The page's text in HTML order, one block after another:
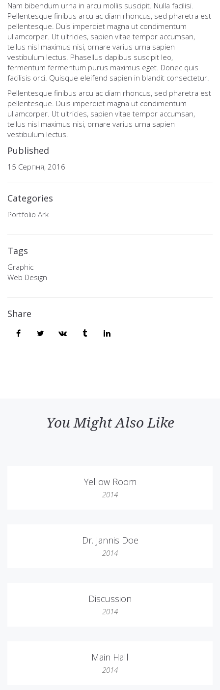
Nam bibendum urna in arcu mollis suscipit. Nulla facilisi.
Pellentesque finibus arcu ac diam rhoncus, sed pharetra est
pellentesque. Duis imperdiet magna ut condimentum
ullamcorper. Ut ultricies, sapien vitae tempor accumsan,
tellus nisl maximus nisi, ornare varius urna sapien
vestibulum lectus. Phasellus dapibus suscipit leo,
fermentum fermentum purus maximus eget. Donec quis
facilisis orci. Quisque eleifend sapien in blandit consectetur.
Pellentesque finibus arcu ac diam rhoncus, sed pharetra est
pellentesque. Duis imperdiet magna ut condimentum
ullamcorper. Ut ultricies, sapien vitae tempor accumsan,
tellus nisl maximus nisi, ornare varius urna sapien
vestibulum lectus.
Published
15 Серпня, 2016
Categories
Portfolio Ark
Tags
Graphic
Web Design
Share
You Might Also Like
Yellow Room
2014
Dr. Jannis Doe
2014
Discussion
2014
Main Hall
2014